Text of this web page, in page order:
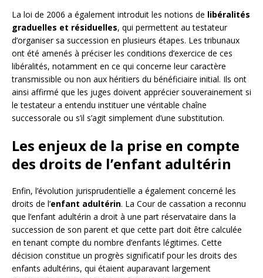
La loi de 2006 a également introduit les notions de libéralités
graduelles et résiduelles, qui permettent au testateur
d’organiser sa succession en plusieurs étapes. Les tribunaux
ont été amenés à préciser les conditions d’exercice de ces
libéralités, notamment en ce qui concerne leur caractère
transmissible ou non aux héritiers du bénéficiaire initial. Ils ont
ainsi affirmé que les juges doivent apprécier souverainement si
le testateur a entendu instituer une véritable chaîne
successorale ou s’il s’agit simplement d’une substitution.
Les enjeux de la prise en compte
des droits de l’enfant adultérin
Enfin, l’évolution jurisprudentielle a également concerné les
droits de l’enfant adultérin. La Cour de cassation a reconnu
que l’enfant adultérin a droit à une part réservataire dans la
succession de son parent et que cette part doit être calculée
en tenant compte du nombre d’enfants légitimes. Cette
décision constitue un progrès significatif pour les droits des
enfants adultérins, qui étaient auparavant largement